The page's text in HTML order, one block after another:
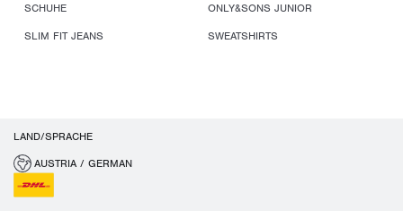
SCHUHE
ONLY&SONS JUNIOR
SLIM FIT JEANS
SWEATSHIRTS
LAND/SPRACHE
AUSTRIA / GERMAN